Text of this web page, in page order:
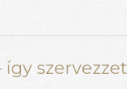
így